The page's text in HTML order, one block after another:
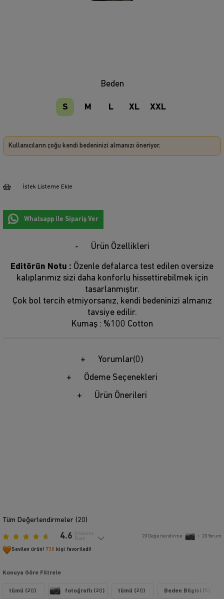
Beden
S M L XL XXL
Kullanıcıların çoğu kendi bedeninizi almanızı öneriyor.
İstek Listeme Ekle
Whatsapp ile Sipariş Ver
Ürün Özellikleri
Editörün Notu : Özenle defalarca test edilen oversize
kalıplarımız sizi daha konforlu hissettirebilmek için
tasarlanmıştır.
Çok bol tercih etmiyorsanız, kendi bedeninizi almanız
tavsiye edilir.
Kumaş : %100 Cotton
Yorumlar(0)
Ödeme Seçenekleri
Ürün Önerileri
Tüm Değerlendirmeler (20)
4.6 Ortalama
Puan
20 Değerlendirme • 20 Yorum
Sevilen ürün! 730 kişi favoriledi!
Konuya Göre Filtrele
tümü (20) fotoğraflı (20) tümü (20) Beden Bilgisi (5)